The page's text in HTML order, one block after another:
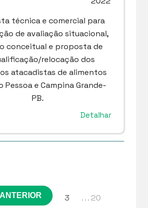
técnica e comercial para
de avaliação situacional,
conceitual e proposta de
relocação dos
atacadistas de alimentos
Pessoa e Campina Grande-
PB.
Detalhar
ANTERIOR 3 . . . 20